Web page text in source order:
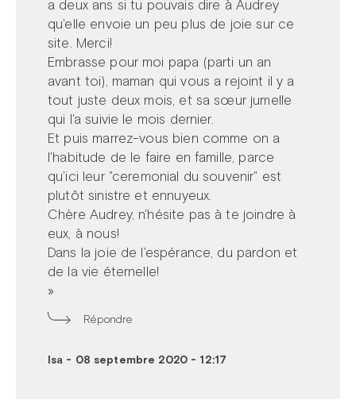
a deux ans si tu pouvais dire à Audrey
qu'elle envoie un peu plus de joie sur ce
site. Merci!
Embrasse pour moi papa (parti un an
avant toi), maman qui vous a rejoint il y a
tout juste deux mois, et sa sœur jumelle
qui l'a suivie le mois dernier.
Et puis marrez-vous bien comme on a
l'habitude de le faire en famille, parce
qu'ici leur "ceremonial du souvenir" est
plutôt sinistre et ennuyeux.
Chère Audrey, n'hésite pas à te joindre à
eux, à nous!
Dans la joie de l'espérance, du pardon et
de la vie éternelle!
»
Répondre
Isa - 08 septembre 2020 - 12:17